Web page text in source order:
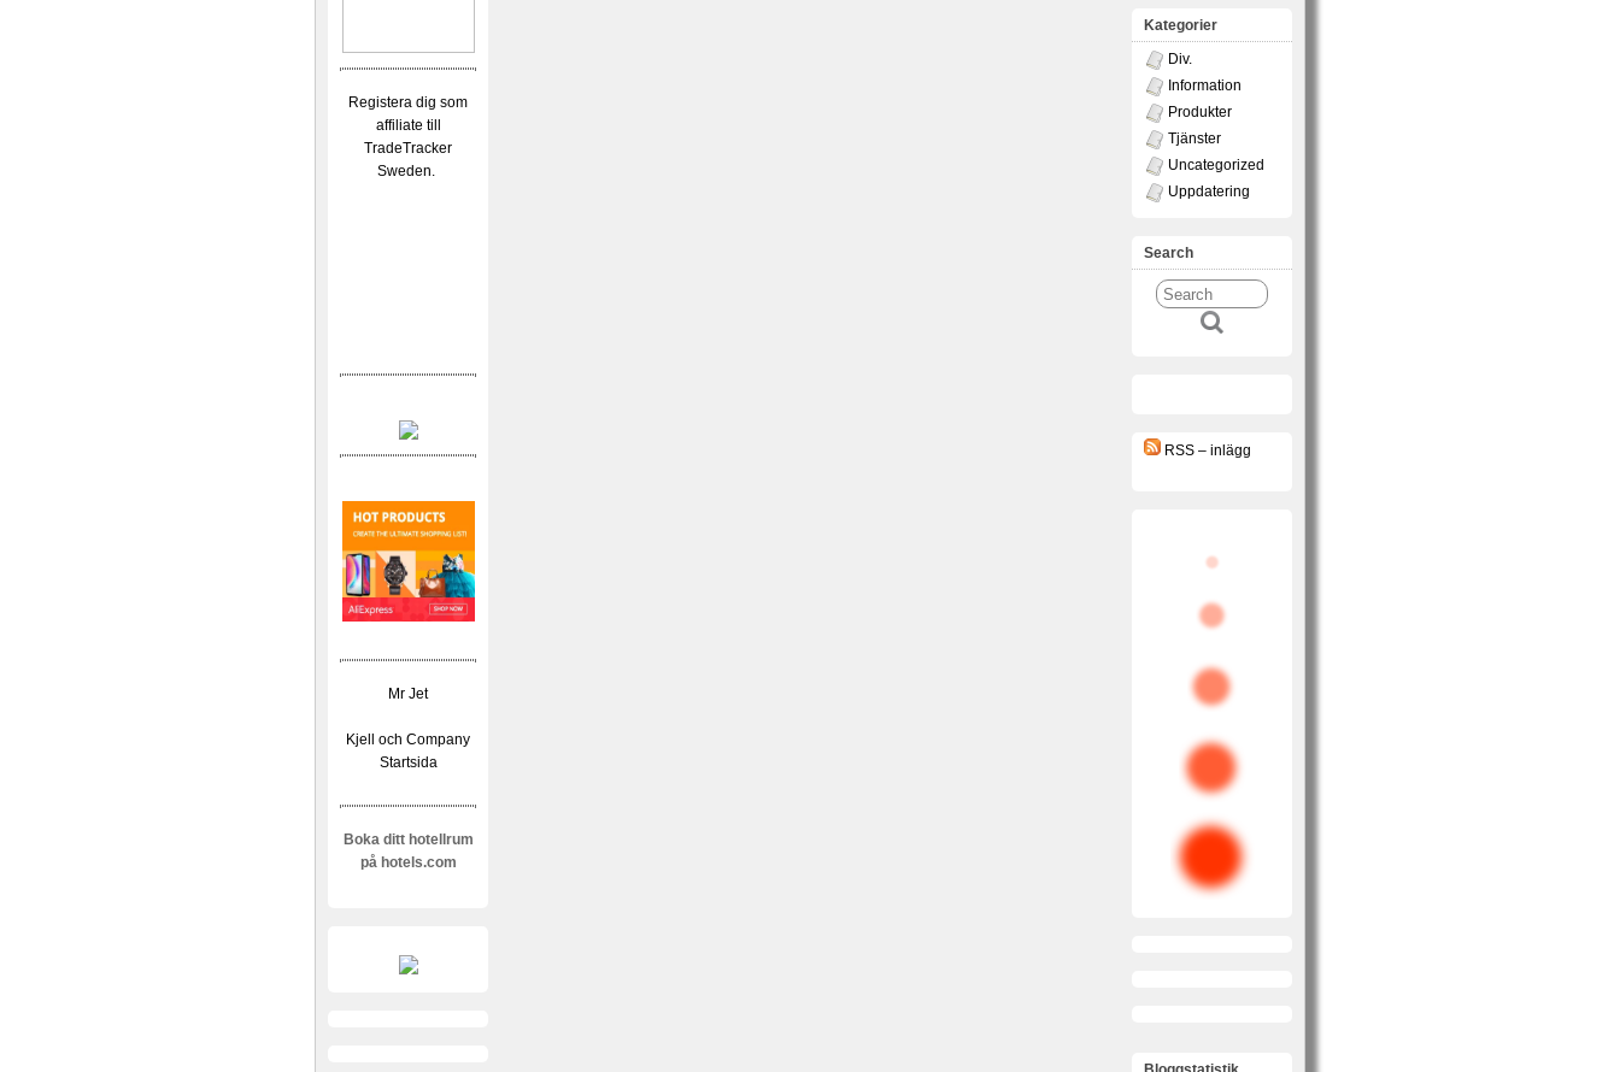
Registera dig som
affiliate till
TradeTracker
Sweden.
Mr Jet
Kjell och Company
Startsida
Boka ditt hotellrum
på hotels.com
Kategorier
Div.
Information
Produkter
Tjänster
Uncategorized
Uppdatering
Search
RSS – inlägg